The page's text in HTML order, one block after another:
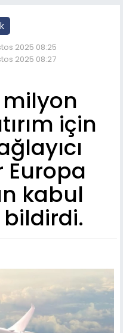
2025 08:25
2025 08:27
milyon
için
Europa
kabul